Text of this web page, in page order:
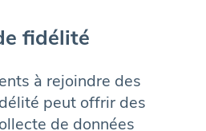
fidélité
à rejoindre des
peut offrir des
de données